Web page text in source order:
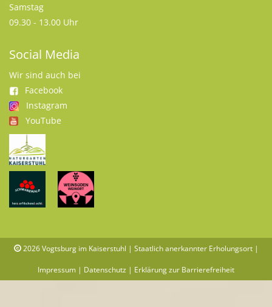
Samstag
09.30 - 13.00 Uhr
Social Media
Wir sind auch bei
Facebook
Instagram
YouTube
2026 Vogtsburg im Kaiserstuhl | Staatlich anerkannter Erholungsort |
Impressum | Datenschutz | Erklärung zur Barrierefreiheit